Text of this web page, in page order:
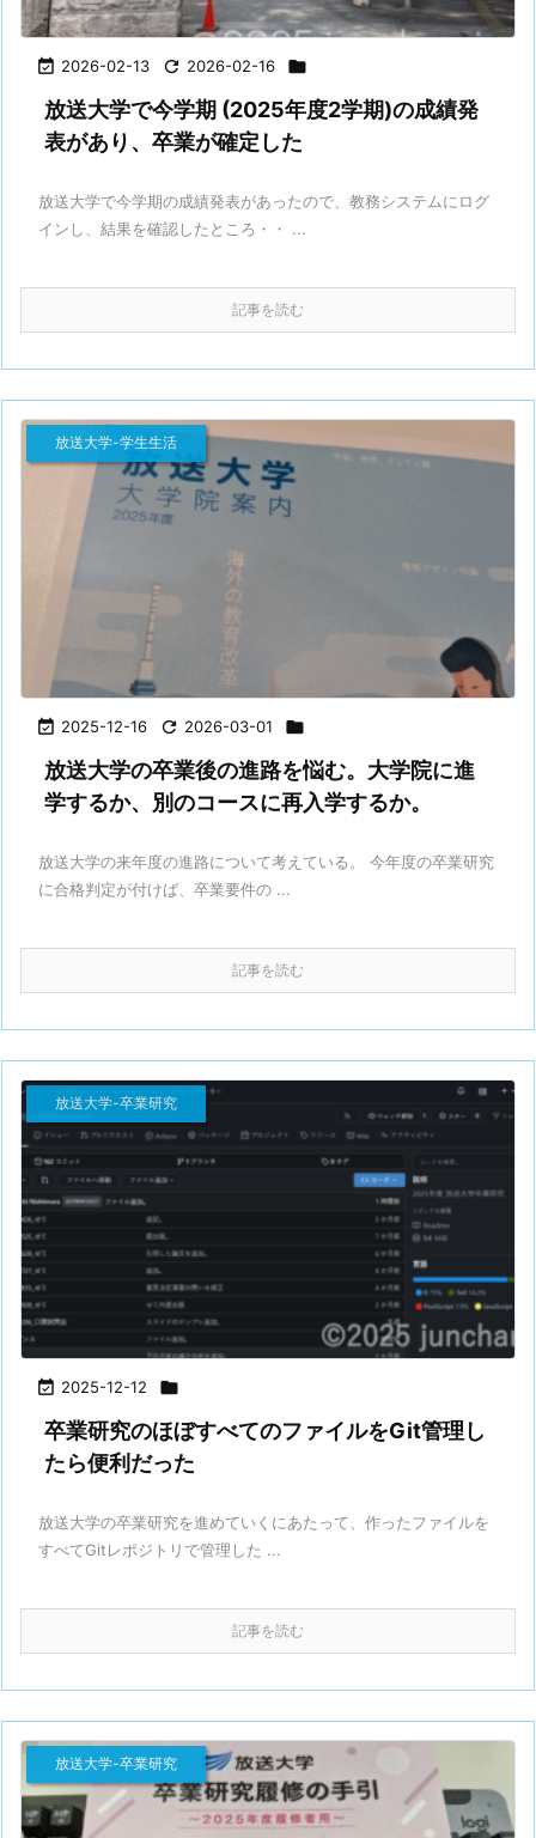
 2026-02-13  2026-02-16 
放送大学で今学期 (2025年度2学期)の成績発
表があり、卒業が確定した
放送大学で今学期の成績発表があったので、教務システムにログ
インし、結果を確認したところ・・ ...
記事を読む
 2025-12-16  2026-03-01 
放送大学-学生生活
放送大学の卒業後の進路を悩む。大学院に進
学するか、別のコースに再入学するか。
放送大学の来年度の進路について考えている。 今年度の卒業研究
に合格判定が付けば、卒業要件の ...
記事を読む
 2025-12-12 
放送大学-卒業研究
卒業研究のほぼすべてのファイルをGit管理し
たら便利だった
放送大学の卒業研究を進めていくにあたって、作ったファイルを
すべてGitレポジトリで管理した ...
記事を読む
放送大学-卒業研究